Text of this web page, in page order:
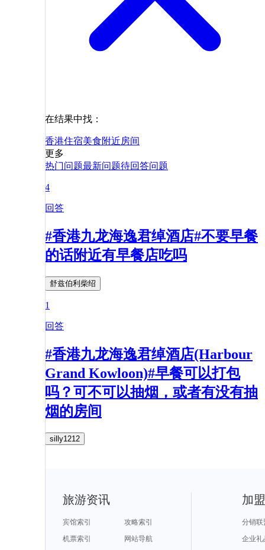
在结果中找：
香港住宿美食附近房间
更多
热门问题最新问题待回答问题
4
回答
#香港九龙海逸君绰酒店#不要早餐
的话附近有早餐店吃吗
舒兹伯利柴绍
1
回答
#香港九龙海逸君绰酒店(Harbour
Grand Kowloon)#早餐可以打包
吗？可不可以抽烟，或者有没有抽
烟的房间
silly1212
旅游资讯
宾馆索引
攻略索引
机票索引
网站导航
加
分销联
企业礼